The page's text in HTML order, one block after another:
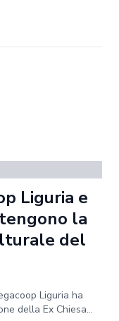
Liguria e
la
del
Liguria ha
della Ex Chiesa...